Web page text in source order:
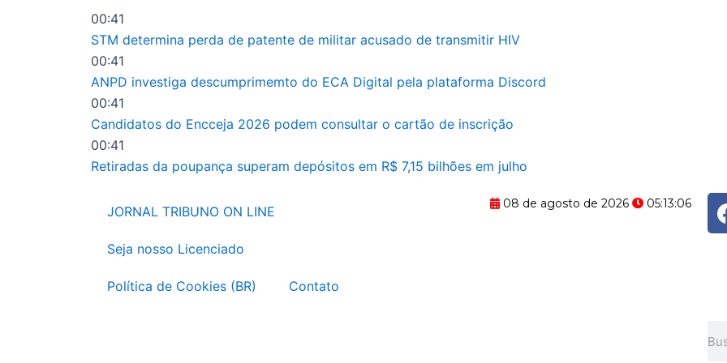
00:41
STM determina perda de patente de militar acusado de transmitir HIV
00:41
ANPD investiga descumprimemto do ECA Digital pela plataforma Discord
00:41
Candidatos do Encceja 2026 podem consultar o cartão de inscrição
00:41
Retiradas da poupança superam depósitos em R$ 7,15 bilhões em julho
JORNAL TRIBUNO ON LINE
Seja nosso Licenciado
Política de Cookies (BR) Contato
08 de agosto de 2026 05:13:07